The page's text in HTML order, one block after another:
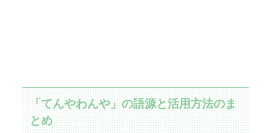
「てんやわんや」の語源と活用方法のま
とめ